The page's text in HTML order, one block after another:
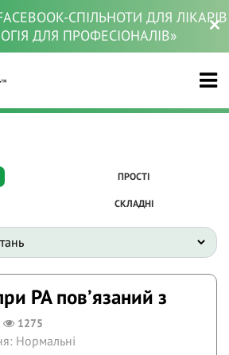
СПІЛЬНОТИ ДЛЯ ЛІКАРІВ
ДЛЯ ПРОФЕСІОНАЛІВ»
ПРОСТІ
СКЛАДНІ
РА повʼязаний з
1275
Нормальні